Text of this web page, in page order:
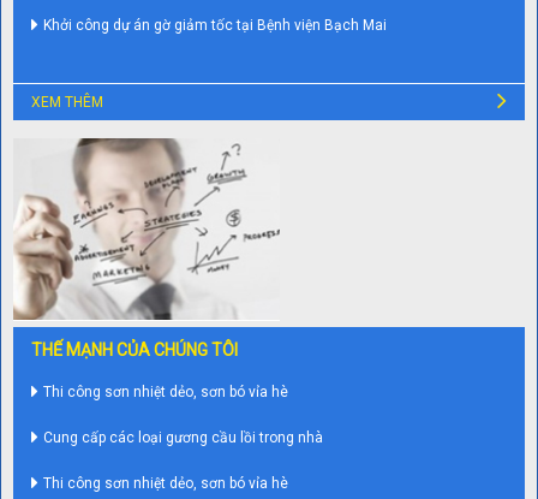
Khởi công dự án gờ giảm tốc tại Bệnh viện Bạch Mai
XEM THÊM
THẾ MẠNH CỦA CHÚNG TÔI
Thi công sơn nhiệt dẻo, sơn bó vỉa hè
Cung cấp các loại gương cầu lồi trong nhà
Thi công sơn nhiệt dẻo, sơn bó vỉa hè